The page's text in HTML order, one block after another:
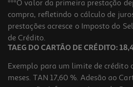
***O valor da primeira prestação
compra, refletindo o cálculo de
prestações acresce o Imposto do
de Crédito.
TAEG DO CARTÃO DE CRÉDITO:
Exemplo para um limite de crédito
meses. TAN 17,60 %. Adesão ao